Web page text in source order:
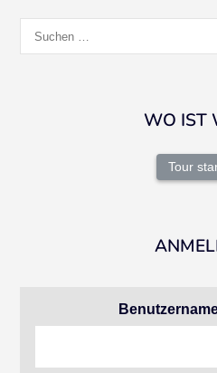
nach:
WO IST
Tour